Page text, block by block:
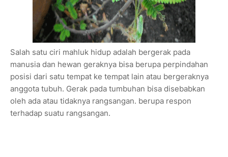
Salah satu ciri mahluk hidup adalah bergerak pada
manusia dan hewan geraknya bisa berupa perpindahan
posisi dari satu tempat ke tempat lain atau bergeraknya
anggota tubuh. Gerak pada tumbuhan bisa disebabkan
oleh ada atau tidaknya rangsangan. berupa respon
terhadap suatu rangsangan.